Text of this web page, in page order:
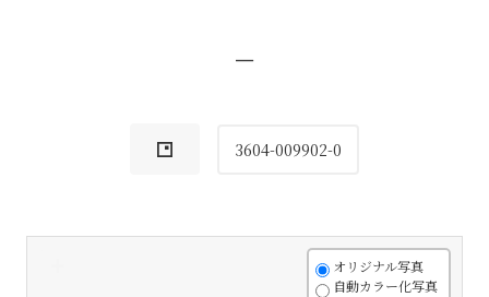
−
3604-009902-0
オリジナル写真
自動カラー化写真